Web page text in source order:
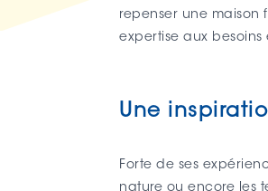
repenser une maison
expertise aux
Une
Forte de ses
nature ou encore les